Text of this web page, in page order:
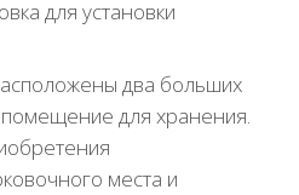
для установки
два больших
для хранения.
места и